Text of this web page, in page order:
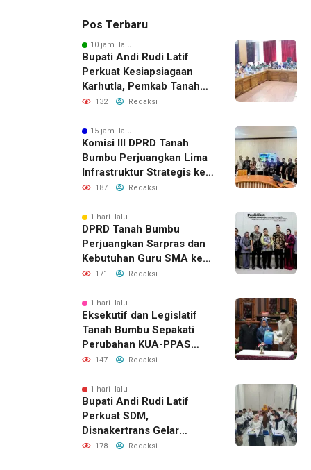
Pos Terbaru
10 jam lalu
Bupati Andi Rudi Latif
Perkuat Kesiapsiagaan
Karhutla, Pemkab Tanah
Bumbu Aktifkan Posko
132 Redaksi
15 jam lalu
Komisi III DPRD Tanah
Bumbu Perjuangkan Lima
Infrastruktur Strategis ke
BPJN XI Banjarmasin
187 Redaksi
1 hari lalu
DPRD Tanah Bumbu
Perjuangkan Sarpras dan
Kebutuhan Guru SMA ke
Pemprov Kalsel
171 Redaksi
1 hari lalu
Eksekutif dan Legislatif
Tanah Bumbu Sepakati
Perubahan KUA-PPAS
2026, Perkuat Sinergi
147 Redaksi
1 hari lalu
Bupati Andi Rudi Latif
Perkuat SDM,
Disnakertrans Gelar
Pelatihan Desain Grafis
178 Redaksi